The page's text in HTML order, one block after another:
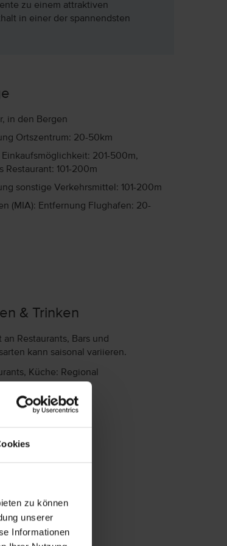
zu können
unserer
Informationen
zu einem attraktiven
in einer der spannendsten
in den Bergen
Ortszentrum: 20-50km
Einkaufsmöglichkeit: 201-500m,
Restaurant: 101-200m
sonstige Verkehrsmittel: 101-200m
(MIA): Entfernung Flughafen: 20-
& Trinken
an Restaurants, Bars und
kann saisonal variieren.
Küche: Regional